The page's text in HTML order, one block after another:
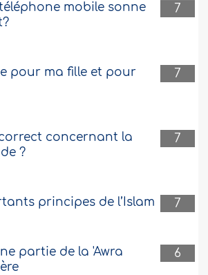
7
mobile sonne
7
pour ma fille et pour
7
concernant la
?
7
principes de l’Islam
6
partie de la 'Awra